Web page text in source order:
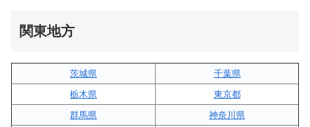
関東地方
茨城県
千葉県
栃木県
東京都
群馬県
神奈川県